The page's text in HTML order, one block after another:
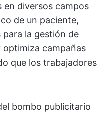
en diversos campos
de un paciente,
para la gestión de
optimiza campañas
que los trabajadores
bombo publicitario